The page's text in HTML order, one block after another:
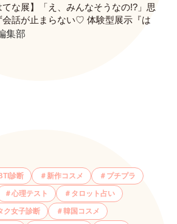
てな展】「え、みんなそうなの!?」思
会話が止まらない♡ 体験型展示『は
』に行ってきたレポ
集部
診断 新作コスメ プチプラ
心理テスト タロット占い
ク女子診断 韓国コスメ